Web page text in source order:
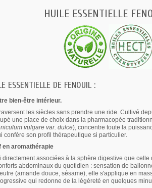
HUILE ESSENTIELLE
ESSENTIELLE DE FENOUIL :
bien-être intérieur.
les siècles sans prendre une ride. Cultivé
une place de choix dans la pharmacopée
vulgare var. dulce), concentre toute la
son profil thérapeutique si particulier.
en aromathérapie
associées à la sphère digestive que
abdominaux du quotidien : sensation de
(amande douce, sésame), elle s'applique en
qui redonne de la légèreté en quelques